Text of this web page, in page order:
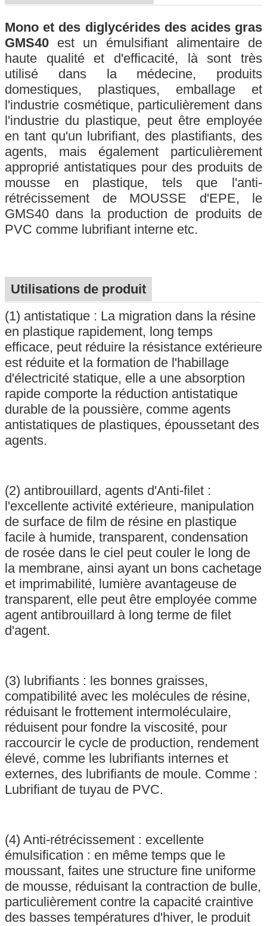
Mono et des diglycérides des acides gras
GMS40 est un émulsifiant alimentaire de
haute qualité et d'efficacité, là sont très
utilisé dans la médecine, produits
domestiques, plastiques, emballage et
l'industrie cosmétique, particulièrement dans
l'industrie du plastique, peut être employée
en tant qu'un lubrifiant, des plastifiants, des
agents, mais également particulièrement
approprié antistatiques pour des produits de
mousse en plastique, tels que l'anti-
rétrécissement de MOUSSE d'EPE, le
GMS40 dans la production de produits de
PVC comme lubrifiant interne etc.
Utilisations de produit
(1) antistatique : La migration dans la résine
en plastique rapidement, long temps
efficace, peut réduire la résistance extérieure
est réduite et la formation de l'habillage
d'électricité statique, elle a une absorption
rapide comporte la réduction antistatique
durable de la poussière, comme agents
antistatiques de plastiques, époussetant des
agents.
(2) antibrouillard, agents d'Anti-filet :
l'excellente activité extérieure, manipulation
de surface de film de résine en plastique
facile à humide, transparent, condensation
de rosée dans le ciel peut couler le long de
la membrane, ainsi ayant un bons cachetage
et imprimabilité, lumière avantageuse de
transparent, elle peut être employée comme
agent antibrouillard à long terme de filet
d'agent.
(3) lubrifiants : les bonnes graisses,
compatibilité avec les molécules de résine,
réduisant le frottement intermoléculaire,
réduisent pour fondre la viscosité, pour
raccourcir le cycle de production, rendement
élevé, comme les lubrifiants internes et
externes, des lubrifiants de moule. Comme :
Lubrifiant de tuyau de PVC.
(4) Anti-rétrécissement : excellente
émulsification : en même temps que le
moussant, faites une structure fine uniforme
de mousse, réduisant la contraction de bulle,
particulièrement contre la capacité craintive
des basses températures d'hiver, le produit